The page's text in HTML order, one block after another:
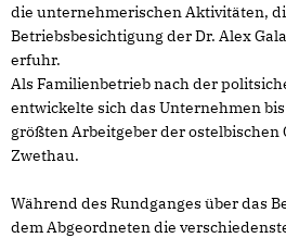
die unternehmerischen Aktivitäten,
Betriebsbesichtigung der Dr. Alex
erfuhr.
Als Familienbetrieb nach der
entwickelte sich das Unternehmen
größten Arbeitgeber der ostelbischen
Zwethau.
Während des Rundganges über das
dem Abgeordneten die